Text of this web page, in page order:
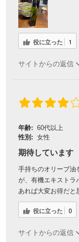
役に立った 1
サイトからの返信
年齢: 60代以上
性別: 女性
期待しています
手持ちのオリーブ油
が、有機エキストラ
あれば大変お得だと
役に立った 0
サイトからの返信